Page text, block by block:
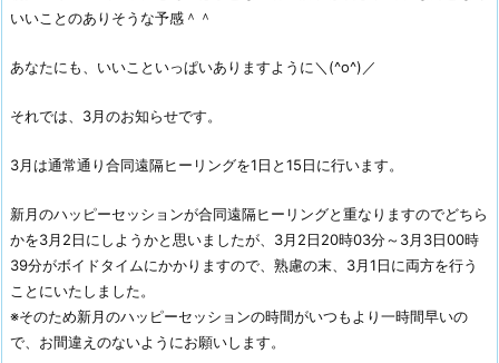
いいことのありそうな予感＾＾
あなたにも、いいこといっぱいありますように＼(^o^)／
それでは、3月のお知らせです。
3月は通常通り合同遠隔ヒーリングを1日と15日に行います。
新月のハッピーセッションが合同遠隔ヒーリングと重なりますのでどちら
かを3月2日にしようかと思いましたが、3月2日20時03分～3月3日00時
39分がボイドタイムにかかりますので、熟慮の末、3月1日に両方を行う
ことにいたしました。
※そのため新月のハッピーセッションの時間がいつもより一時間早いの
で、お間違えのないようにお願いします。